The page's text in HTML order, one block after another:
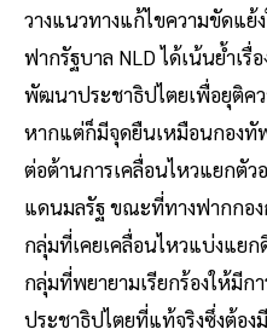
วางแนวทางแก้ไขความขัดแ
ฟากรัฐบาล NLD ได้เน้นย้ำเรื่
พัฒนาประชาธิปไตยเพื่อยุติค
หากแต่ก็มีจุดยืนเหมือนกองทัพ
ต่อต้านการเคลื่อนไหวแยกตั
แดนมลรัฐ ขณะที่ทางฟากกอ
กลุ่มที่เคยเคลื่อนไหวแบ่งแย
กลุ่มที่พยายามเรียกร้องให้มีก
ประชาธิปไตยที่แท้จริงซึ่งต้อง